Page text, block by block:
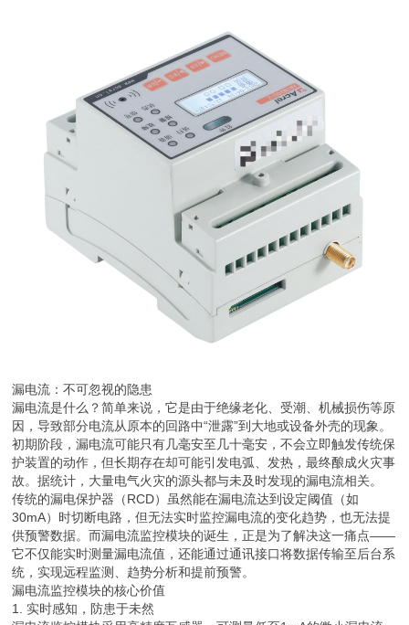
漏电流：不可忽视的隐患
漏电流是什么？简单来说，它是由于绝缘老化、受潮、机械损伤等原
因，导致部分电流从原本的回路中“泄露”到大地或设备外壳的现象。
初期阶段，漏电流可能只有几毫安至几十毫安，不会立即触发传统保
护装置的动作，但长期存在却可能引发电弧、发热，最终酿成火灾事
故。据统计，大量电气火灾的源头都与未及时发现的漏电流相关。
传统的漏电保护器（RCD）虽然能在漏电流达到设定阈值（如
30mA）时切断电路，但无法实时监控漏电流的变化趋势，也无法提
供预警数据。而漏电流监控模块的诞生，正是为了解决这一痛点——
它不仅能实时测量漏电流值，还能通过通讯接口将数据传输至后台系
统，实现远程监测、趋势分析和提前预警。
漏电流监控模块的核心价值
1. 实时感知，防患于未然